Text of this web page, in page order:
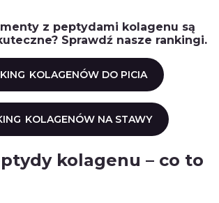
z peptydami kolagenu są
Sprawdź nasze rankingi.
KOLAGENÓW DO PICIA
KOLAGENÓW NA STAWY
kolagenu – co to